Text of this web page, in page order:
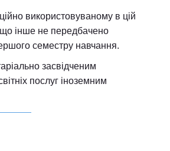
використовуваному в цій
інше не передбачено
семестру навчання.
засвідченим
послуг іноземним